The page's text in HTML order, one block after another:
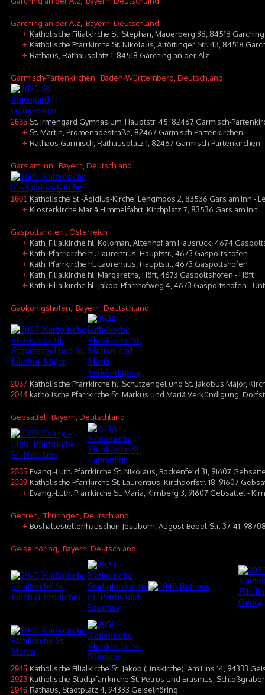
Garching an der Alz , Bayern, Deutschland
+ Katholische Filialkirche St. Stephan, Mauerberg 38, 84518
+ Katholische Pfarrkirche St. Nikolaus, Altöttinger Str. 43, 84518
+ Rathaus, Rathausplatz 1, 84518 Garching an der Alz
Garmisch-Partenkirchen , Baden-Württemberg, Deutschland
2635 St. Irmengard Gymnasium, Hauptstr. 45, 82467 Garmisch-
+ St. Martin, Promenadestraße, 82467 Garmisch-Partenkirchen
+ Rathaus Garmisch, Rathausplatz 1, 82467 Garmisch-Partenkirchen
Gars am Inn , Bayern, Deutschland
1601 Katholische St.-Ägidius-Kirche, Lengmoos 2, 83536 Gars am Inn -
+ Klosterkirche Mariä Himmelfahrt, Kirchplatz 7, 83536 Gars am Inn
Gaspoltshofen , Österreich
+ Kath. Filialkirche hl. Koloman, Altenhof am Hausruck, 4674
+ Kath. Pfarrkirche hl. Laurentius, Hauptstr., 4673 Gaspoltshofen
+ Kath. Pfarrkirche hl. Laurentius, Hauptstr., 4673 Gaspoltshofen
+ Kath. Filialkirche hl. Margaretha, Höft, 4673 Gaspoltshofen - Höft
+ Kath. Filialkirche hl. Jakob, Pfarrhofweg 4, 4673 Gaspoltshofen -
Gaukönigshofen , Bayern, Deutschland
2037 Katholische Pfarrkirche hl. Schutzengel und St. Jakobus Major,
2044 katholische Pfarrkirche St. Markus und Mariä Verkündigung,
Gebsattel , Bayern, Deutschland
2335 Evang.-Luth. Pfarrkirche St. Nikolaus, Bockenfeld 31, 91607
2339 Katholische Pfarrkirche St. Laurentius, Kirchdorfstr. 18, 91607
+ Evang.-Luth. Pfarrkirche St. Maria, Kirnberg 3, 91607 Gebsattel -
Gehren , Thüringen, Deutschland
+ Bushaltestellenhäuschen Jesuborn, August-Bebel-Str. 37-41,
Geiselhöring , Bayern, Deutschland
2945 Katholische Filialkirche St. Jakob (Linskirche), Am Lins 14, 94333
2923 Katholische Stadtpfarrkirche St. Petrus und Erasmus,
2946 Rathaus, Stadtplatz 4, 94333 Geiselhöring